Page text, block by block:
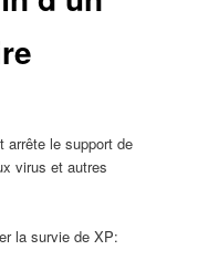
arrête le support de
virus et autres
la survie de XP: